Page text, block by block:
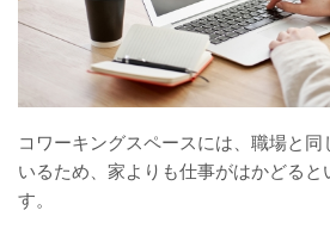
コワーキングスペースには、職場と同
いるため、家よりも仕事がはかどると
す。